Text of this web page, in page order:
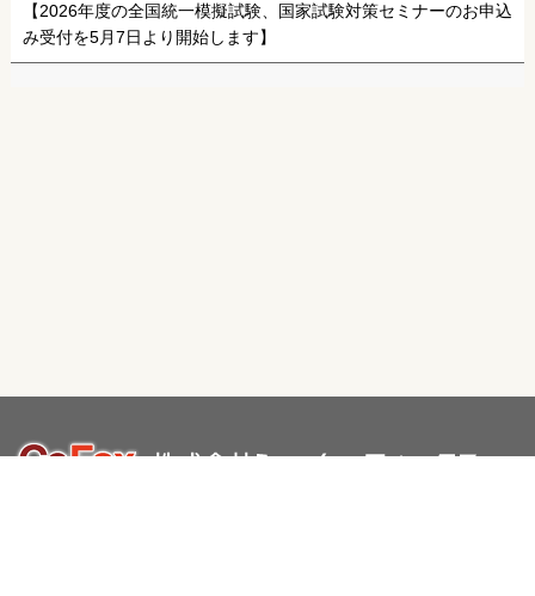
【2026年度の全国統一模擬試験、国家試験対策セミナーのお申込
み受付を5月7日より開始します】